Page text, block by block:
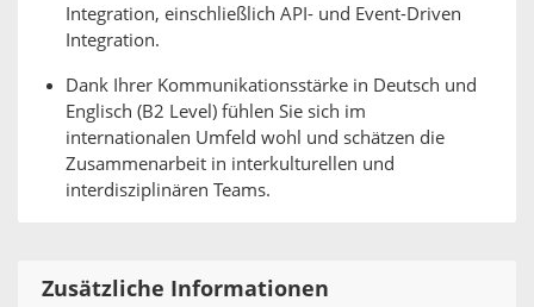
Integration, einschließlich API- und Event-Driven
Integration.
Dank Ihrer Kommunikationsstärke in Deutsch und
Englisch (B2 Level) fühlen Sie sich im
internationalen Umfeld wohl und schätzen die
Zusammenarbeit in interkulturellen und
interdisziplinären Teams.
Zusätzliche Informationen